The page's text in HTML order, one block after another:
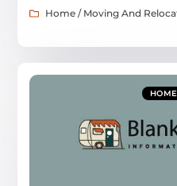
Home / Moving And